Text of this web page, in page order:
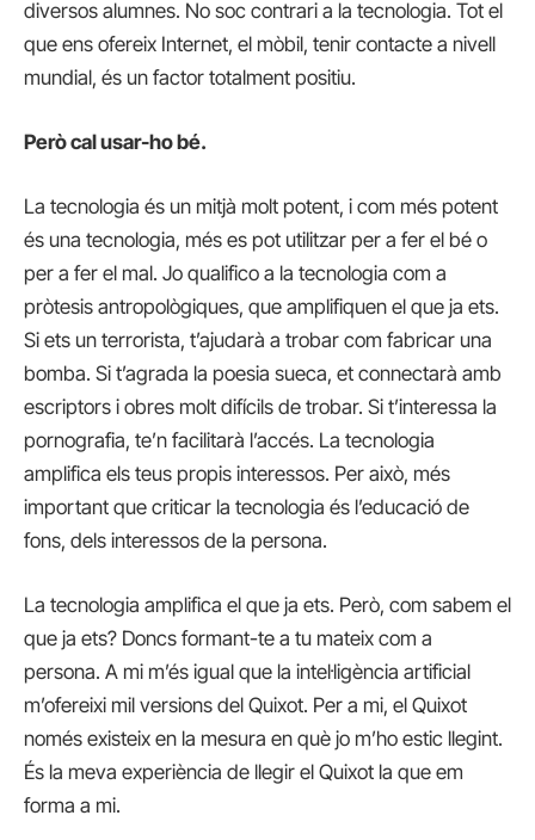
diversos alumnes. No soc contrari a la tecnologia. Tot el
que ens ofereix Internet, el mòbil, tenir contacte a nivell
mundial, és un factor totalment positiu.
Però cal usar-ho bé.
La tecnologia és un mitjà molt potent, i com més potent
és una tecnologia, més es pot utilitzar per a fer el bé o
per a fer el mal. Jo qualifico a la tecnologia com a
pròtesis antropològiques, que amplifiquen el que ja ets.
Si ets un terrorista, t’ajudarà a trobar com fabricar una
bomba. Si t’agrada la poesia sueca, et connectarà amb
escriptors i obres molt difícils de trobar. Si t’interessa la
pornografia, te’n facilitarà l’accés. La tecnologia
amplifica els teus propis interessos. Per això, més
important que criticar la tecnologia és l’educació de
fons, dels interessos de la persona.
La tecnologia amplifica el que ja ets. Però, com sabem el
que ja ets? Doncs formant-te a tu mateix com a
persona. A mi m’és igual que la intel·ligència artificial
m’ofereixi mil versions del Quixot. Per a mi, el Quixot
només existeix en la mesura en què jo m’ho estic llegint.
És la meva experiència de llegir el Quixot la que em
forma a mi.